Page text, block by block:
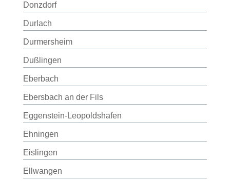
Donzdorf
Durlach
Durmersheim
Dußlingen
Eberbach
Ebersbach an der Fils
Eggenstein-Leopoldshafen
Ehningen
Eislingen
Ellwangen